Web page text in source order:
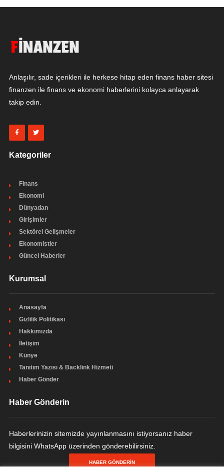
Anlaşılır, sade içerikleri ile herkese hitap eden finans haber sitesi
finanzen ile finans ve ekonomi haberlerini kolayca anlayarak
takip edin.
Kategoriler
Finans
Ekonomi
Dünyadan
Girişimler
Sektörel Gelişmeler
Ekonomistler
Güncel Haberler
Kurumsal
Anasayfa
Gizlilik Politikası
Hakkımızda
İletişim
Künye
Tanıtım Yazısı & Backlink Hizmeti
Haber Gönder
Haber Gönderin
Haberlerinizin sitemizde yayınlanmasını istiyorsanız haber
bilgisini WhatsApp üzerinden gönderebilirsiniz.
HABER GÖNDERIN